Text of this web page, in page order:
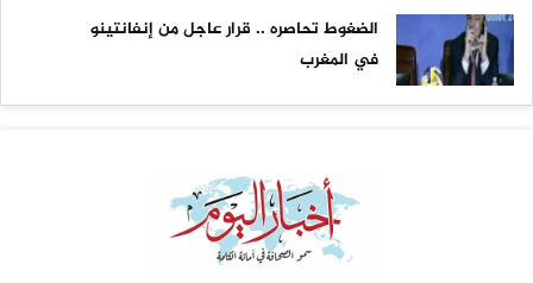
الضغوط تحاصره .. قرار عاجل من إنفانتينو
في المغرب